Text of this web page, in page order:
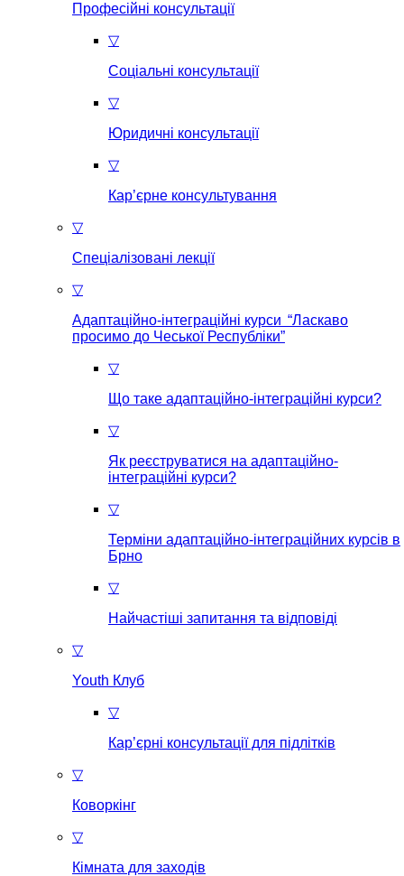
Професійні консультації
▽
Соціальні консультації
▽
Юридичні консультації
▽
Кар’єрне консультування
▽
Спеціалізовані лекції
▽
Адаптаційно-інтеграційні курси “Ласкаво
просимо до Чеської Республіки”
▽
Що таке aдаптаційно-інтеграційні курси?
▽
Як реєструватися на aдаптаційно-
інтеграційні курси?
▽
Терміни адаптаційно-інтеграційних курсів в
Брно
▽
Найчастіші запитання та відповіді
▽
Youth Клуб
▽
Кар’єрні консультації для підлітків
▽
Коворкінг
▽
Кімната для заходів